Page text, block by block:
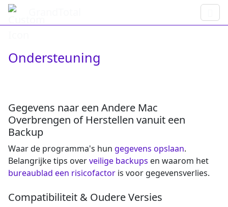
Ondersteuning
Gegevens naar een Andere Mac
Overbrengen of Herstellen vanuit een
Backup
Waar de programma's hun gegevens opslaan.
Belangrijke tips overveilige backups en waarom het
bureaublad een risicofactor is voor gegevensverlies.
Compatibiliteit & Oudere Versies